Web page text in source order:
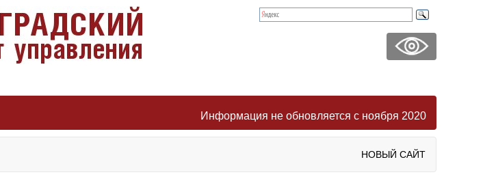
Информация не обновляется с ноября 2020
НОВЫЙ САЙТ